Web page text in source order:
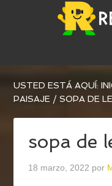
USTED ESTÁ AQUÍ:
PAISAJE / SOPA DE
sopa de
18 marzo, 2022 por